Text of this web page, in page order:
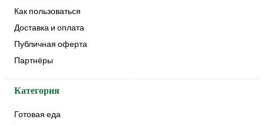
Как пользоваться
Доставка и оплата
Публичная оферта
Партнёры
Категория
Готовая еда